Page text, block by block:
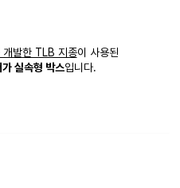
개발한 TLB 지종이 사용된
실속형 박스입니다.